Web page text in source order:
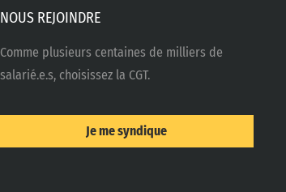
NOUS REJOINDRE
Comme plusieurs centaines de milliers de
salarié.e.s, choisissez la CGT.
Je me syndique